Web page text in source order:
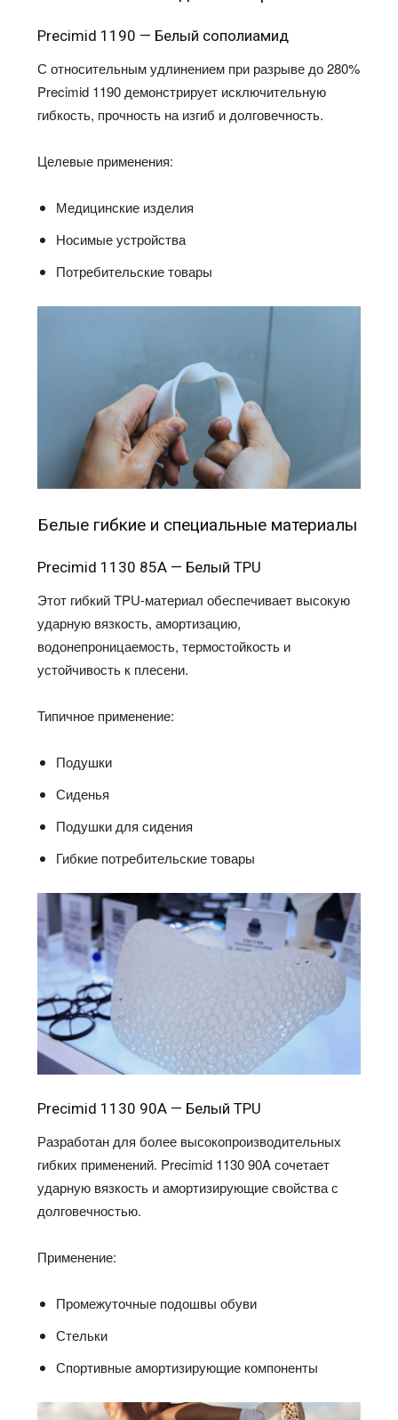
Precimid 1190 — Белый сополиамид
С относительным удлинением при разрыве до 280%
Precimid 1190 демонстрирует исключительную
гибкость, прочность на изгиб и долговечность.
Целевые применения:
Медицинские изделия
Носимые устройства
Потребительские товары
Белые гибкие и специальные материалы
Precimid 1130 85A — Белый TPU
Этот гибкий TPU-материал обеспечивает высокую
ударную вязкость, амортизацию,
водонепроницаемость, термостойкость и
устойчивость к плесени.
Типичное применение:
Подушки
Сиденья
Подушки для сидения
Гибкие потребительские товары
Precimid 1130 90A — Белый TPU
Разработан для более высокопроизводительных
гибких применений. Precimid 1130 90A сочетает
ударную вязкость и амортизирующие свойства с
долговечностью.
Применение:
Промежуточные подошвы обуви
Стельки
Спортивные амортизирующие компоненты